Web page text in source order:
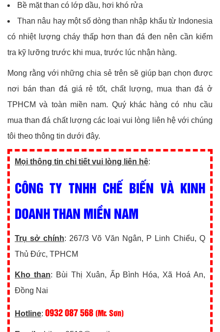
Bề mặt than có lớp dầu, hơi khó rửa
Than nâu hay một số dòng than nhập khẩu từ Indonesia
có nhiệt lượng cháy thấp hơn than đá đen nên cần kiểm
tra kỹ lưỡng trước khi mua, trước lúc nhận hàng.
Mong rằng với những chia sẻ trên sẽ giúp bạn chọn được
nơi bán than đá giá rẻ tốt, chất lượng, mua than đá ở
TPHCM và toàn miền nam. Quý khác hàng có nhu cầu
mua than đá chất lượng các loại vui lòng liên hệ với chúng
tôi theo thông tin dưới đây.
Mọi thông tin chi tiết vui lòng liên hệ:
CÔNG TY TNHH CHẾ BIẾN VÀ KINH
DOANH THAN MIỀN NAM
Trụ sở chính: 267/3 Võ Văn Ngân, P Linh Chiểu, Q
Thủ Đức, TPHCM
Kho than: Bùi Thị Xuân, Ấp Bình Hóa, Xã Hoá An,
Đồng Nai
Hotline: 0932 087 568 (Mr. Sơn)